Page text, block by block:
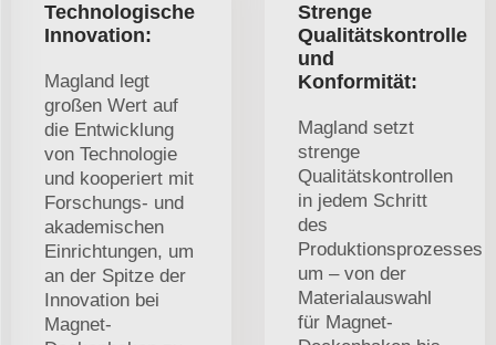
Technologische
Innovation:
Magland legt
großen Wert auf
die Entwicklung
von Technologie
und kooperiert mit
Forschungs- und
akademischen
Einrichtungen, um
an der Spitze der
Innovation bei
Magnet-
Strenge
Qualitätskontrolle
und
Konformität:
Magland setzt
strenge
Qualitätskontrollen
in jedem Schritt
des
Produktionsprozesses
um – von der
Materialauswahl
für Magnet-